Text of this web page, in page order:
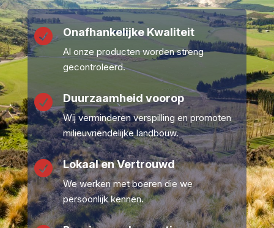
 Onafhankelijke Kwaliteit
Al onze producten worden streng
gecontroleerd.
 Duurzaamheid voorop
Wij verminderen verspilling en promoten
milieuvriendelijke landbouw.
 Lokaal en Vertrouwd
We werken met boeren die we
persoonlijk kennen.